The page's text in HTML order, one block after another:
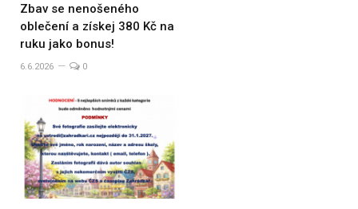
Zbav se nenošeného
oblečení a získej 380 Kč na
ruku jako bonus!
6.6.2026 0